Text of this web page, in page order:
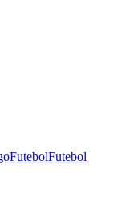
FutebolFutebol